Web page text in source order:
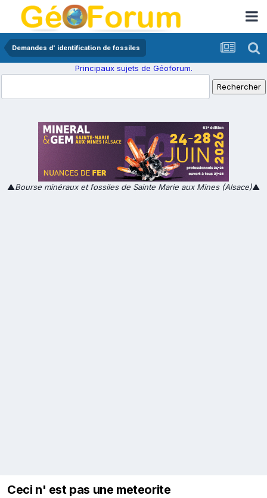
Demandes d' identification de fossiles
Principaux sujets de Géoforum.
▲Bourse minéraux et fossiles de Sainte Marie aux Mines (Alsace)▲
Ceci n' est pas une meteorite